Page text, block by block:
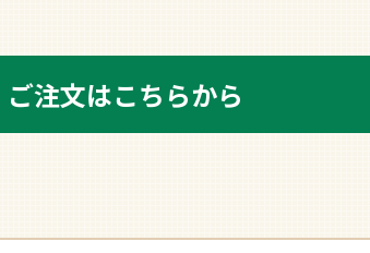
ご注文はこちらから